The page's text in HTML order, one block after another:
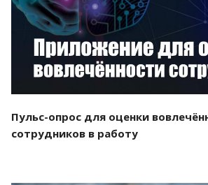
Пульс-опрос для оценки
сотрудников в работу